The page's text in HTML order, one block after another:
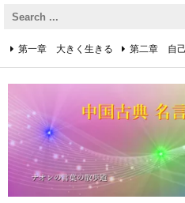
第一章 大きく生きる 第二章 自
第四章 着実に生きる 第五章 逆境
第六章 成功の心得 第七章 人と
第八章 リーダーの心得